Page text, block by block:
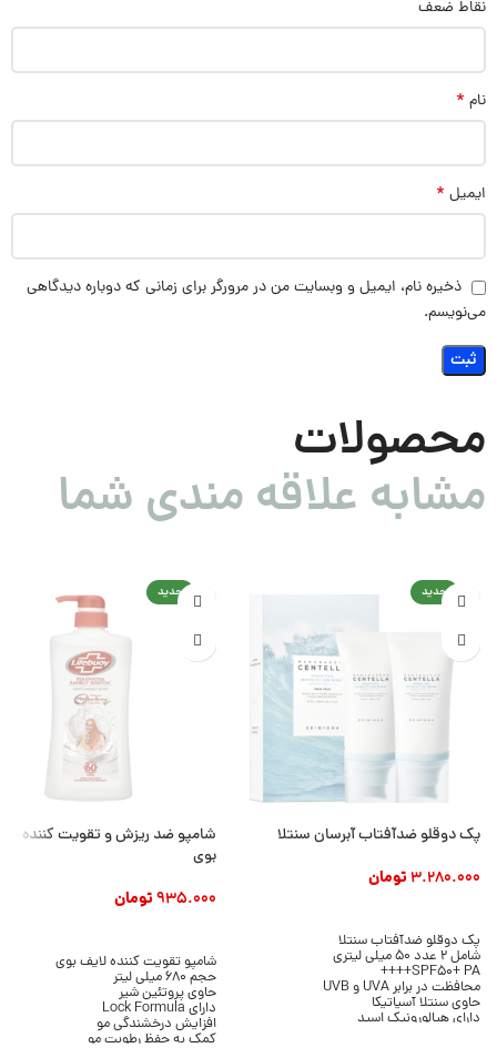
نقاط ضعف
نام *
ایمیل *
ذخیره نام، ایمیل و وبسایت من در مرورگر برای زمانی که دوباره دیدگاهی
می‌نویسم.
محصولات
مشابه علاقه مندی شما
جدید
پک دوقلو ضدآفتاب آبرسان سنتلا
3.280.000تومان
پک دوقلو ضدآفتاب سنتلا
شامل 2 عدد 50 میلی لیتری
SPF50+ PA++++
محافظت در برابر UVA و UVB
حاوی سنتلا آسیاتیکا
دارای هیالورونیک اسید
جدید
شامپو ضد ریزش و تقویت کننده مو
بوی
935.000تومان
شامپو تقویت کننده لایف بوی
حجم 680 میلی لیتر
حاوی پروتئین شیر
دارای Lock Formula
افزایش درخشندگی مو
کمک به حفظ رطوبت مو